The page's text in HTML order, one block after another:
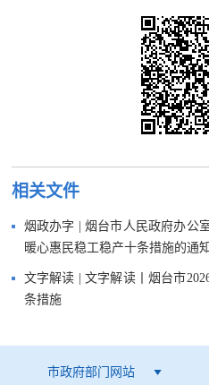
相关文件
烟政办字 | 烟台市人民政府办公
暖心惠民稳工稳产十条措施的通知
文字解读 | 文字解读丨烟台市
条措施
市政府部门网站